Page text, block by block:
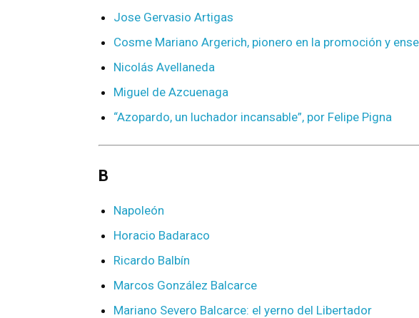
Jose Gervasio Artigas
Cosme Mariano Argerich, pionero en la promoción y
Nicolás Avellaneda
Miguel de Azcuenaga
“Azopardo, un luchador incansable”, por Felipe Pigna
B
Napoleón
Horacio Badaraco
Ricardo Balbín
Marcos González Balcarce
Mariano Severo Balcarce: el yerno del Libertador